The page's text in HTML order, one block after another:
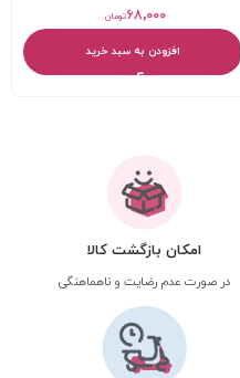
تومان۶۸,۰۰۰
افزودن به سبد خرید
امکان بازگشت کالا
در صورت عدم رضایت و ناهماهنگی